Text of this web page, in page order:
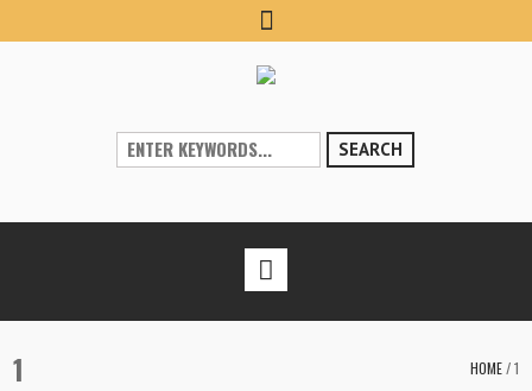
SEARCH
1 HOME/1